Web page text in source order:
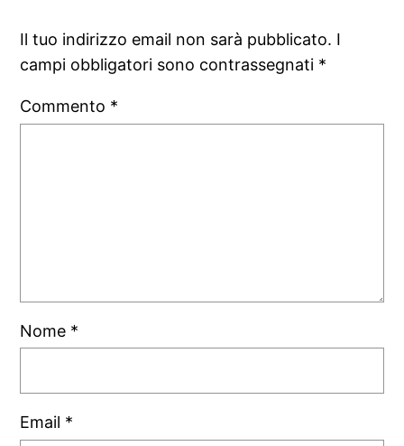
Il tuo indirizzo email non sarà pubblicato. I
campi obbligatori sono contrassegnati *
Commento *
Nome *
Email *